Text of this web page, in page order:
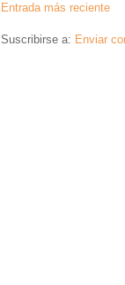
Entrada más reciente
Suscribirse a: Enviar